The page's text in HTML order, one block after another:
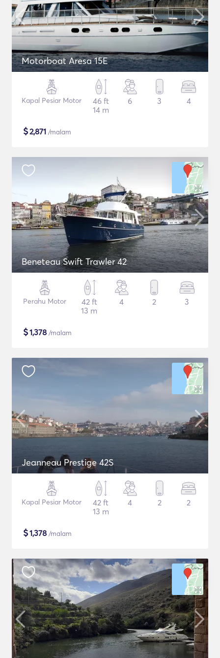
Motorboat Aresa 15E
Kapal Pesiar Motor
46 ft
14 m
6 3 4
$2,871 /malam
Beneteau Swift Trawler 42
Perahu Motor
42 ft
13 m
4 2 3
$1,378 /malam
Jeanneau Prestige 42S
Kapal Pesiar Motor
42 ft
13 m
4 2 2
$1,378 /malam